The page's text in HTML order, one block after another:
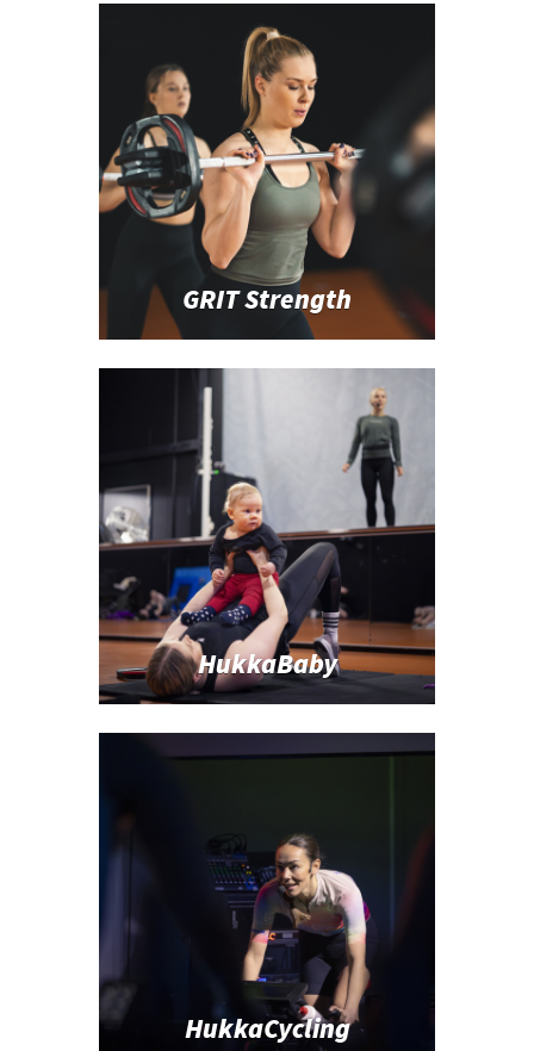
GRIT Strength
HukkaBaby
HukkaCycling